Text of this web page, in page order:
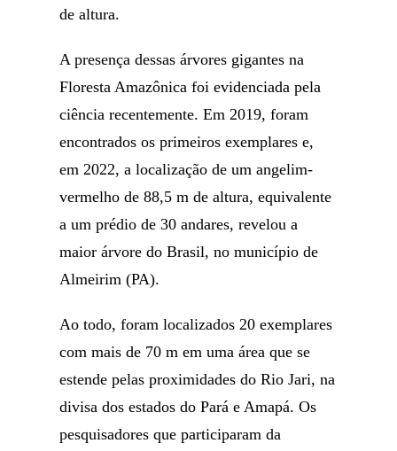
de altura.
A presença dessas árvores gigantes na
Floresta Amazônica foi evidenciada pela
ciência recentemente. Em 2019, foram
encontrados os primeiros exemplares e,
em 2022, a localização de um angelim-
vermelho de 88,5 m de altura, equivalente
a um prédio de 30 andares, revelou a
maior árvore do Brasil, no município de
Almeirim (PA).
Ao todo, foram localizados 20 exemplares
com mais de 70 m em uma área que se
estende pelas proximidades do Rio Jari, na
divisa dos estados do Pará e Amapá. Os
pesquisadores que participaram da